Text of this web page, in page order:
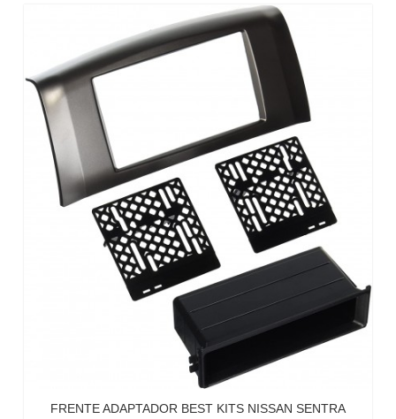
FRENTE ADAPTADOR BEST KITS NISSAN SENTRA